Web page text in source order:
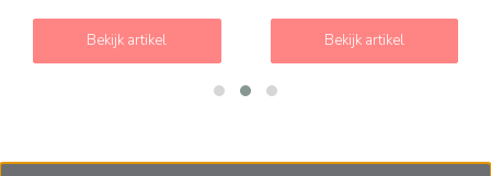
Bekijk artikel Bekijk artikel